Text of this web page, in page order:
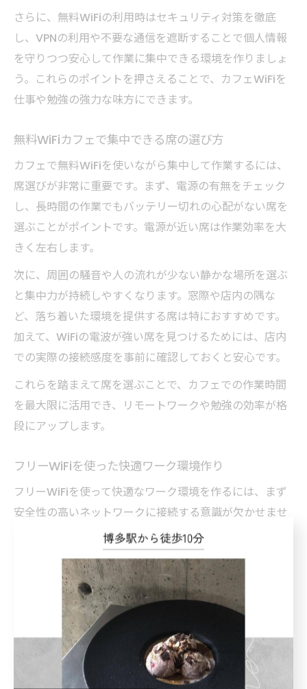
さらに、無料WiFiの利用時はセキュリティ対策を徹底
し、VPNの利用や不要な通信を遮断することで個人情報
を守りつつ安心して作業に集中できる環境を作りましょ
う。これらのポイントを押さえることで、カフェWiFiを
仕事や勉強の強力な味方にできます。
無料WiFiカフェで集中できる席の選び方
カフェで無料WiFiを使いながら集中して作業するには、
席選びが非常に重要です。まず、電源の有無をチェック
し、長時間の作業でもバッテリー切れの心配がない席を
選ぶことがポイントです。電源が近い席は作業効率を大
きく左右します。
次に、周囲の騒音や人の流れが少ない静かな場所を選ぶ
と集中力が持続しやすくなります。窓際や店内の隅な
ど、落ち着いた環境を提供する席は特におすすめです。
加えて、WiFiの電波が強い席を見つけるためには、店内
での実際の接続感度を事前に確認しておくと安心です。
これらを踏まえて席を選ぶことで、カフェでの作業時間
を最大限に活用でき、リモートワークや勉強の効率が格
段にアップします。
フリーWiFiを使った快適ワーク環境作り
フリーWiFiを使って快適なワーク環境を作るには、まず
安全性の高いネットワークに接続する意識が欠かせませ
ん。不特定多数が利用する無料WiFiは、通信の暗号化が
されていない場合も多く、情報漏洩のリスクがありま
す。そのため、VPNサービスを導入して通信を保護する
ことを推奨します。
また、作業効率を上げるためには、ノイズキャンセリン
グ機能付きのヘッドホンや、持ち運びやすい軽量のノー
トパソコンなど、快適さを追求した機器の選択も重要で
す。さらに、クラウドサービスを活用してデータを常に